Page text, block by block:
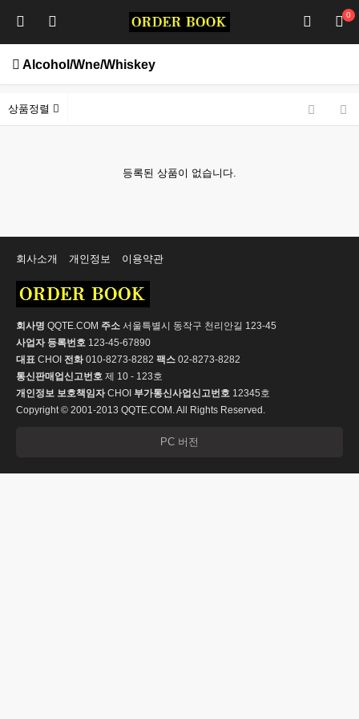
0
Alcohol/Wne/Whiskey
상품정렬
등록된 상품이 없습니다.
회사소개 개인정보 이용약관
회사명 QQTE.COM 주소 서울특별시 동작구 천리안길 123-45
사업자 등록번호 123-45-67890
대표 CHOI 전화010-8273-8282 팩스 02-8273-8282
통신판매업신고번호 제 10 - 123호
개인정보 보호책임자CHOI 부가통신사업신고번호 12345호
Copyright © 2001-2013 QQTE.COM. All Rights Reserved.
PC 버전